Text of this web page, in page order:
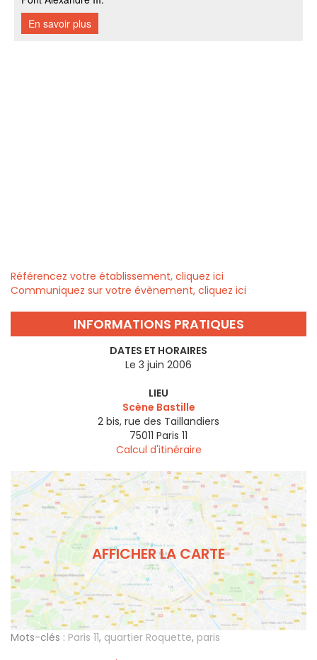
Référencez votre établissement, cliquez ici
Communiquez sur votre évènement, cliquez ici
INFORMATIONS PRATIQUES
DATES ET HORAIRES
Le 3 juin 2006
LIEU
Scène Bastille
2 bis, rue des Taillandiers
75011 Paris 11
Calcul d'itinéraire
AFFICHER LA CARTE
Mots-clés : Paris 11, quartier Roquette, paris